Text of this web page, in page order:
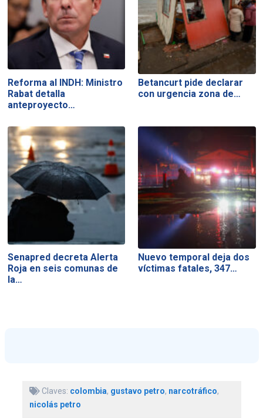
Reforma al INDH: Ministro
Rabat detalla
anteproyecto…
Betancurt pide declarar
con urgencia zona de…
Senapred decreta Alerta
Roja en seis comunas de
la…
Nuevo temporal deja dos
víctimas fatales, 347…
Claves: colombia, gustavo petro, narcotráfico,
nicolás petro